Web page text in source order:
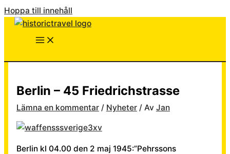
Hoppa till innehåll
Berlin – 45 Friedrichstrasse
Lämna en kommentar / Nyheter/ Av Jan
Berlin kl 04.00 den 2 maj 1945:”Pehrssons